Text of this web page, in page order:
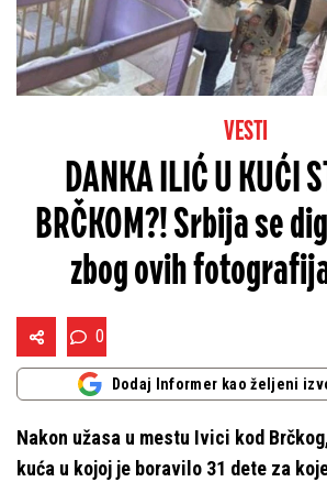
VESTI
DANKA ILIĆ U KUĆI
BRČKOM?! Srbija se
zbog ovih
0
Dodaj Informer kao željeni
Nakon užasa u mestu Ivici kod
kuća u kojoj je boravilo 31 dete za